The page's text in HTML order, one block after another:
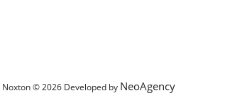
Noxton © 2026 Developed by NeoAgency